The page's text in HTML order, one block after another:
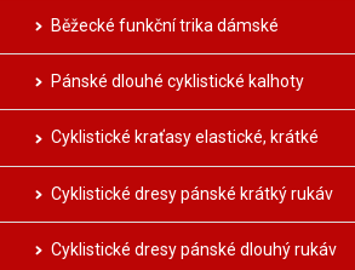
Běžecké funkční trika dámské
Pánské dlouhé cyklistické kalhoty
Cyklistické kraťasy elastické, krátké
Cyklistické dresy pánské krátký rukáv
Cyklistické dresy pánské dlouhý rukáv